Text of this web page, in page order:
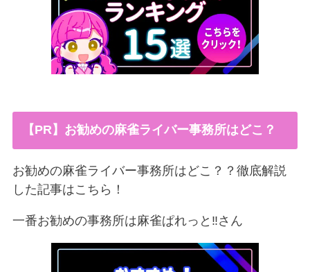
【PR】お勧めの麻雀ライバー事務所はどこ？
お勧めの麻雀ライバー事務所はどこ？？徹底解説
した記事はこちら！
一番お勧めの事務所は麻雀ぱれっと‼︎さん